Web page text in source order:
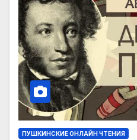
ПУШКИНСКИЕ ОНЛАЙН ЧТЕНИЯ